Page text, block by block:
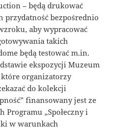
– będą drukować
przydatność bezpośrednio
aby wypracować
takich
będą testować m.in.
ekspozycji Muzeum
organizatorzy
do kolekcji
finansowany jest ze
Programu „Społeczny i
w warunkach